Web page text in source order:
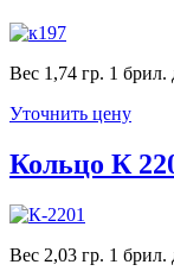
Вес 1,74 гр. 1 брил.
Уточнить цену
Кольцо К
Вес 2,03 гр. 1 брил.